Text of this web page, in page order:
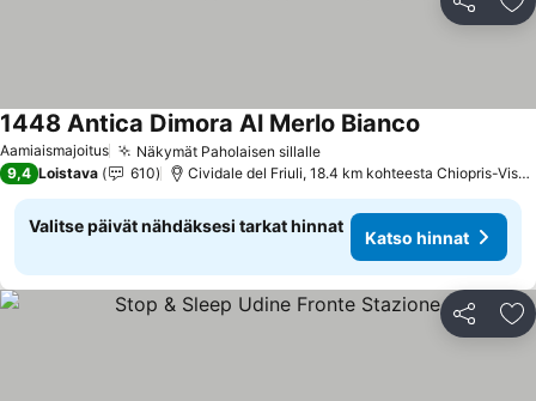
Jaa
Aamiaismajoitus Näkymät Paholaisen sillalle
1448 Antica Dimora Al Merlo Bianco
9,4 Loistava 610 Cividale del Friuli, 18.4 km kohteesta Chiopris-Viscone
Valitse päivät nähdäksesi tarkat hinnat
Katso hinnat
Jaa